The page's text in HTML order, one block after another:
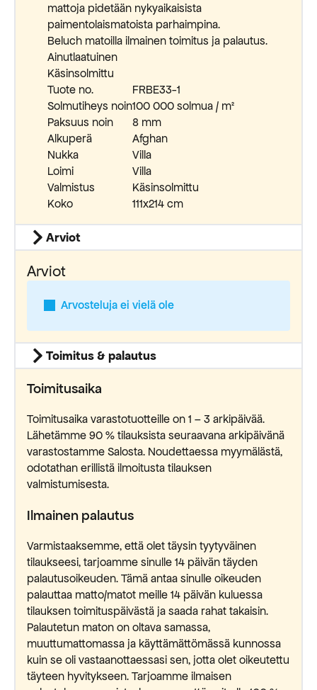
mattoja pidetään nykyaikaisista
paimentolaismatoista parhaimpina.
Beluch matoilla ilmainen toimitus ja palautus.
Ainutlaatuinen
Käsinsolmittu
Tuote no.
FRBE33-1
Solmutiheys noin100 000 solmua / m²
Paksuus noin
8 mm
Alkuperä
Afghan
Nukka
Villa
Loimi
Villa
Valmistus
Käsinsolmittu
Koko
111x214 cm
Arviot
Arviot
Arvosteluja ei vielä ole
Toimitus & palautus
Toimitusaika
Toimitusaika varastotuotteille on 1 – 3 arkipäivää.
Lähetämme 90 % tilauksista seuraavana arkipäivänä
varastostamme Salosta. Noudettaessa myymälästä,
odotathan erillistä ilmoitusta tilauksen
valmistumisesta.
Ilmainen palautus
Varmistaaksemme, että olet täysin tyytyväinen
tilaukseesi, tarjoamme sinulle 14 päivän täyden
palautusoikeuden. Tämä antaa sinulle oikeuden
palauttaa matto/matot meille 14 päivän kuluessa
tilauksen toimituspäivästä ja saada rahat takaisin.
Palautetun maton on oltava samassa,
muuttumattomassa ja käyttämättömässä kunnossa
kuin se oli vastaanottaessasi sen, jotta olet oikeutettu
täyteen hyvitykseen. Tarjoamme ilmaisen